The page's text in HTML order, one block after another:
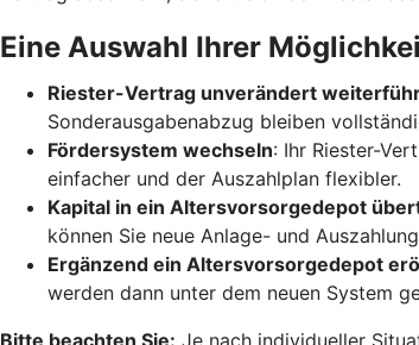
Eine Auswahl Ihrer
Riester-Vertrag unverändert
Sonderausgabenabzug bleiben
Fördersystem wechseln: Ihr Riester-
einfacher und der Auszahlplan flexibler.
Kapital in ein Altersvorsorgedepot
können Sie neue Anlage- und
Ergänzend ein Altersvorsorgedepot
werden dann unter dem neuen System
Bitte beachten Sie: Je nach individueller